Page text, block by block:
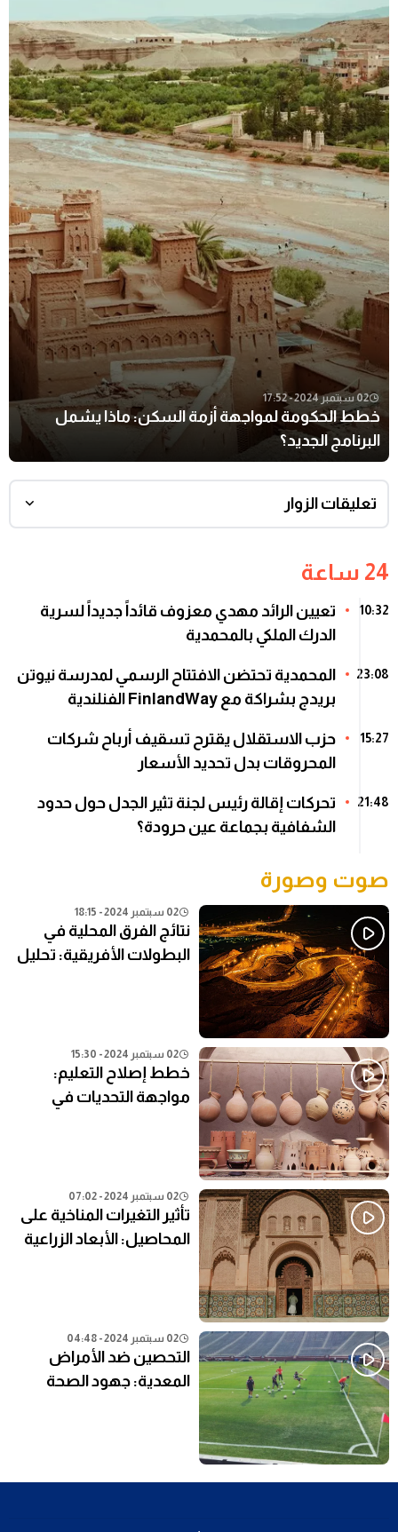
02 سبتمبر 2024 - 17:52
خطط الحكومة لمواجهة أزمة السكن: ماذا يشمل
البرنامج الجديد؟
تعليقات الزوار
24 ساعة
10:32
تعيين الرائد مهدي معزوف قائداً جديداً لسرية
الدرك الملكي بالمحمدية
23:08
المحمدية تحتضن الافتتاح الرسمي لمدرسة نيوتن
بريدج بشراكة مع FinlandWay الفنلندية
15:27
حزب الاستقلال يقترح تسقيف أرباح شركات
المحروقات بدل تحديد الأسعار
21:48
تحركات إقالة رئيس لجنة تثير الجدل حول حدود
الشفافية بجماعة عين حرودة؟
صوت وصورة
02 سبتمبر 2024 - 18:15
نتائج الفرق المحلية في
البطولات الأفريقية: تحليل
02 سبتمبر 2024 - 15:30
خطط إصلاح التعليم:
مواجهة التحديات في
02 سبتمبر 2024 - 07:02
تأثير التغيرات المناخية على
المحاصيل: الأبعاد الزراعية
02 سبتمبر 2024 - 04:48
التحصين ضد الأمراض
المعدية: جهود الصحة